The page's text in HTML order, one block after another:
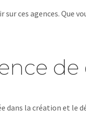
ces agences.
dans la création et le